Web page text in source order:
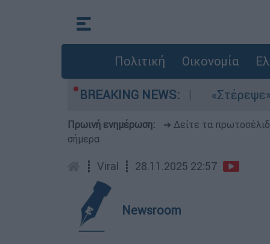
Πολιτική Οικονομία
BREAKING NEWS:
μελτέμια στο Αιγαίο «Στέρεψε» η
Πρωινή ενημέρωση: ➔ Δείτε τα
σήμερα
┋ Viral ┋ 28.11.2025 22:57
Newsroom